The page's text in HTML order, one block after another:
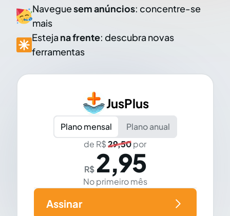
Naveguesem anúncios: concentre-se
mais
Esteja na frente: descubra novas
ferramentas
JusPlus
Plano mensal
Plano anual
de R$29,50por
R$ 2,95
No primeiro mês
Assinar